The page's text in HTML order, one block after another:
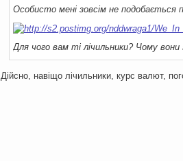
Особисто мені зовсім не подобається
Для чого вам ті лічильники? Чому
Дійсно, навіщо лічильники, курс валют,